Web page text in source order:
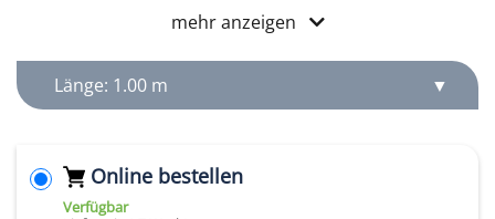
14,98 €
mehr anzeigen
Länge: 1.00 m
Online bestellen
Verfügbar